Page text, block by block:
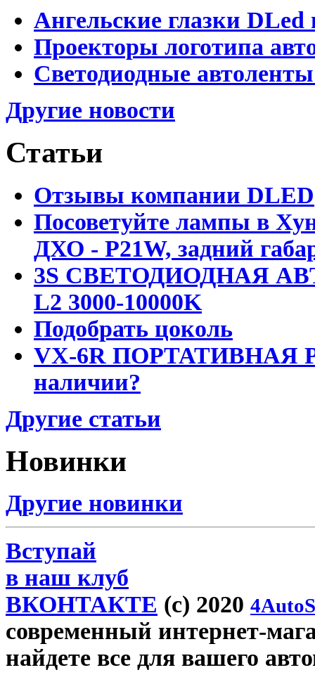
Ангельские глазки DLed
Проекторы логотипа
Светодиодные
Другие новости
Статьи
Отзывы компании DLED
Посоветуйте лампы в
ДХО - P21W, задний
3S СВЕТОДИОДНАЯ
L2 3000-10000K
Подобрать цоколь
VX-6R ПОРТАТИВНАЯ
наличии?
Другие статьи
Новинки
Другие новинки
Вступай
в наш клуб
ВКОНТАКТЕ (c) 2020
современный интернет-
найдете все для вашего